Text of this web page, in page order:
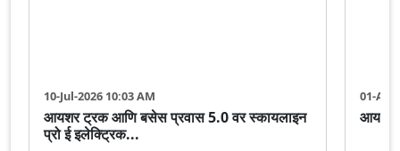
10-Jul-2026 10:03 AM
आयशर ट्रक आणि बसेस प्रवास 5.0 वर स्कायलाइन
प्रो ई इलेक्ट्रिक...
01-
आयशर